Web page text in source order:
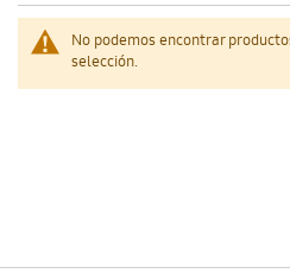
No podemos encontrar
selección.